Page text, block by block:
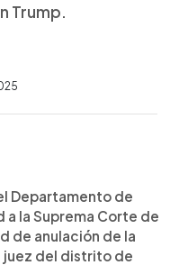
Trump.
Departamento de
a la Suprema Corte de
de anulación de la
juez del distrito de